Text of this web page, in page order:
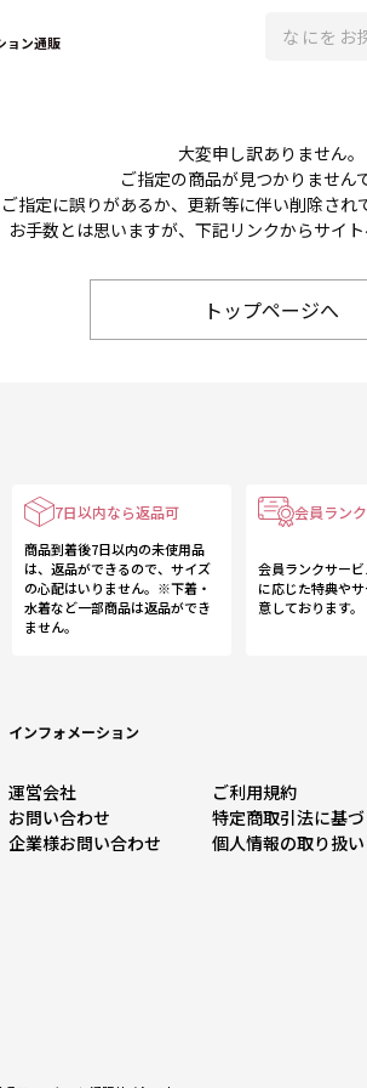
ョン通販
大変申し訳ありません。
ご指定の商品が見つかりません
指定に誤りがあるか、更新等に伴い削除され
お手数とは思いますが、下記リンクからサイト
トップページへ
7日以内なら返品可
商品到着後7日以内の未使用品
は、返品ができるので、サイズ
の心配はいりません。※下着・
水着など一部商品は返品ができ
ません。
会員ラン
会員ランクサー
に応じた特典や
意しております。
インフォメーション
運営会社
ご利用規約
お問い合わせ
特定商取引法に基
企業様お問い合わせ
個人情報の取り扱い